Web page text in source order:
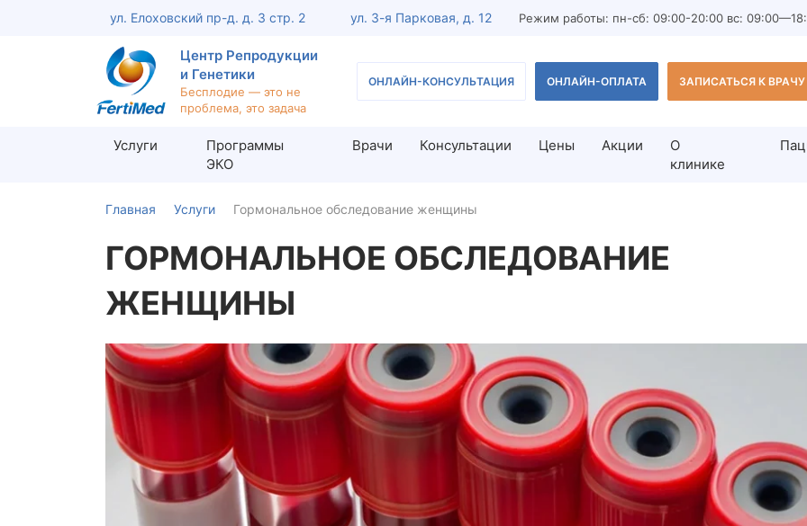
ул. Елоховский пр-д. д. 3 стр. 2 ул. 3-я Парковая, д. 12 Режим работы: пн-сб: 09:00-20:00 вс:
Центр Репродукции
и Генетики
Бесплодие — это не
проблема, это задача
ОНЛАЙН-КОНСУЛЬТАЦИЯ ОНЛАЙН-ОПЛАТА ЗАПИСАТЬСЯ К ВРАЧУ
Услуги
Обследование женщины
Консультация репродуктолога
Кольпоскопия шейки матки
Офисная гистероскопия
труб (ЭХО-ГСГ)
Консультация акушера-гинеколога
Диагностика женского бесплодия
Гормональное обследование
женщины
Лапароскопия при бесплодии
Аспирационная биопсия эндометрия
Обследование мужчины
Консультация врача-андролога
Анализ спермограммы
мужчин
Диагностика мужского бесплодия
Лечение бесплодия у женщин
Лечение бесплодия у мужчин
ВРТ (вспомогательные
репродуктивные технологии)
Культивирование эмбрионов
Хетчинг эмбрионов
Отложенное материнство
Суррогатное материнство
Суррогатное материнство
УЗИ
3D и 4D УЗИ
Программы
ЭКО
Врачи Консультации Цены Акции
О
клинике
Главная Услуги Гормональное обследование женщины
ГОРМОНАЛЬНОЕ ОБСЛЕДОВАНИЕ
ЖЕНЩИНЫ